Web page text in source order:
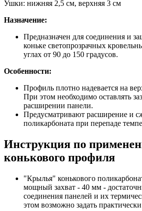
Ушки: нижняя 2,5 см, верхняя 3 см
Назначение:
Предназначен для соединения и
коньке светопрозрачных
углах от 90 до 150 градусов.
Особенности:
Профиль плотно надевается на
При этом необходимо оставлять
расширении панели.
Предусматривают расширение и
поликарбоната при перепаде
Инструкция по
конькового профиля
"Крылья" конькового
мощный захват - 40 мм -
соединения панелей и их
этом возможно задать